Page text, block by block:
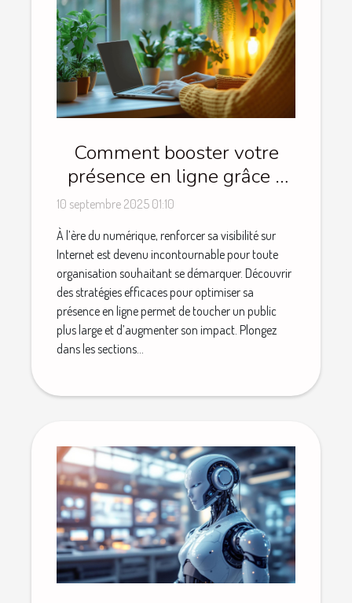
Comment booster votre
présence en ligne grâce à
des stratégies éprouvées ?
10 septembre 2025 01:10
À l’ère du numérique, renforcer sa visibilité sur
Internet est devenu incontournable pour toute
organisation souhaitant se démarquer. Découvrir
des stratégies efficaces pour optimiser sa
présence en ligne permet de toucher un public
plus large et d’augmenter son impact. Plongez
dans les sections...